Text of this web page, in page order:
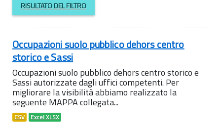
RISULTATO DEL FILTRO
Occupazioni suolo pubblico dehors centro
storico e Sassi
Occupazioni suolo pubblico dehors centro storico e
Sassi autorizzate dagli uffici competenti. Per
migliorare la visibilità abbiamo realizzato la
seguente MAPPA collegata...
CSV Excel XLSX